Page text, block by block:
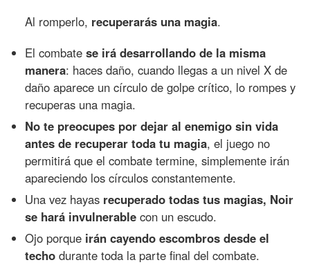
Al romperlo, recuperarás una magia.
El combatese irá desarrollando de la misma
manera: haces daño, cuando llegas a un nivel X de
daño aparece un círculo de golpe crítico, lo rompes y
recuperas una magia.
No te preocupes por dejar al enemigo sin vida
antes de recuperar toda tu magia, el juego no
permitirá que el combate termine, simplemente irán
apareciendo los círculos constantemente.
Una vez hayas recuperado todas tus magias, Noir
se hará invulnerable con un escudo.
Ojo porque irán cayendo escombros desde el
techo durante toda la parte final del combate.